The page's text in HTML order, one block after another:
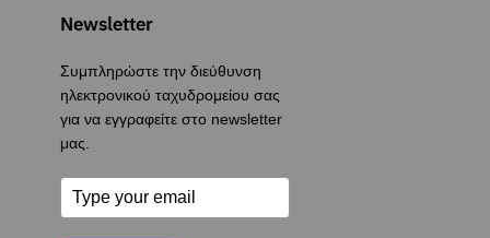
Newsletter
Συμπληρώστε την διεύθυνση
ηλεκτρονικού ταχυδρομείου σας
για να εγγραφείτε στο newsletter
μας.